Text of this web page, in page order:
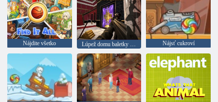
Nájdite všetko Nájsť cukroví